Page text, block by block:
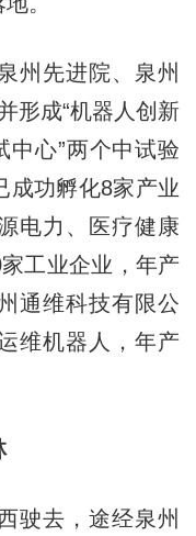
先进院、泉州
形成“机器人创新
中心”两个中试验
成功孵化8家产业
电力、医疗健康
工业企业，年产
通维科技有限公
维机器人，年产
去，途经泉州